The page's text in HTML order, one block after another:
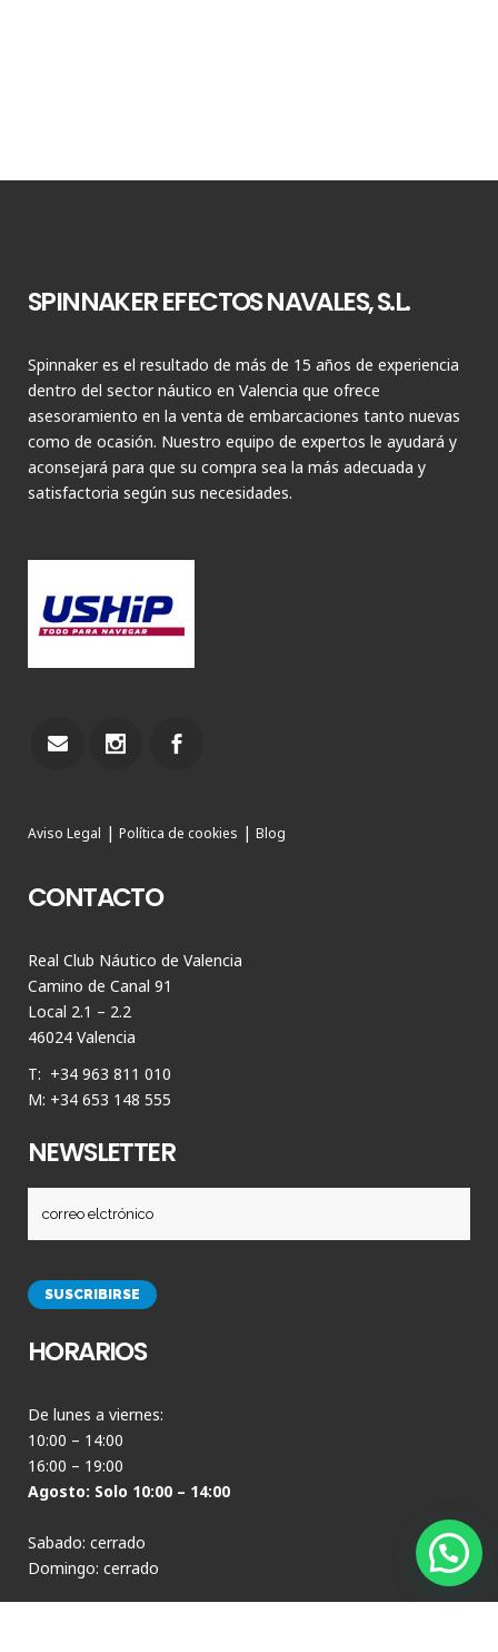
SPINNAKER EFECTOS NAVALES, S.L.
Spinnaker es el resultado de más de 15 años de experiencia
dentro del sector náutico en Valencia que ofrece
asesoramiento en la venta de embarcaciones tanto nuevas
como de ocasión. Nuestro equipo de expertos le ayudará y
aconsejará para que su compra sea la más adecuada y
satisfactoria según sus necesidades.
Aviso Legal | Política de cookies | Blog
CONTACTO
Real Club Náutico de Valencia
Camino de Canal 91
Local 2.1 – 2.2
46024 Valencia
T: +34 963 811 010
M: +34 653 148 555
NEWSLETTER
HORARIOS
De lunes a viernes:
10:00 – 14:00
16:00 – 19:00
Agosto: Solo 10:00 – 14:00
Sabado: cerrado
Domingo: cerrado